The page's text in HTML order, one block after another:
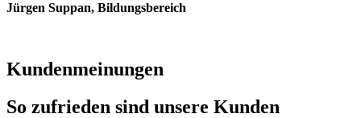
Jürgen Suppan, Bildungsbereich
Kundenmeinungen
So zufrieden sind unsere Kunden